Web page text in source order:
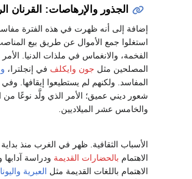
الجذور والإرهاصات:
إضافة إلى أنه ظهرت في هذه الفترة
استغلوا جمع الأموال عن طريق بيع
الفخمة، والانغماس في ملذات الدنيا.
المصلحين مثل جون وايكلف في إنجلترا،
المفاسد. ولكنهم لم يستطيعوا إيقافها. وفي
شعور ديني عميق؛ الأمر الذي ولَّد نوعًا من
والخامس عشر الميلاديين.
الأسباب الثقافية. ظهر في الغرب منذ
الاهتمام بالحضارات القديمة ودراسة
الاهتمام باللغات القديمة مثل العبرية